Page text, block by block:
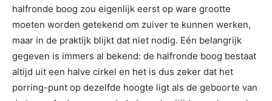
halfronde boog zou eigenlijk eerst op ware grootte
moeten worden getekend om zuiver te kunnen werken,
maar in de praktijk blijkt dat niet nodig. Eén belangrijk
gegeven is immers al bekend: de halfronde boog bestaat
altijd uit een halve cirkel en het is dus zeker dat het
porring-punt op dezelfde hoogte ligt als de geboorte van